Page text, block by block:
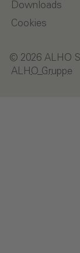
Downloads
Cookies
© 2026 ALHO
ALHO Gruppe